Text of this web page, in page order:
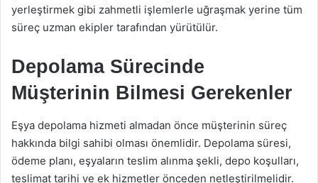
yerleştirmek gibi zahmetli işlemlerle uğraşmak yerine tüm
süreç uzman ekipler tarafından yürütülür.
Depolama Sürecinde
Müşterinin Bilmesi Gerekenler
Eşya depolama hizmeti almadan önce müşterinin süreç
hakkında bilgi sahibi olması önemlidir. Depolama süresi,
ödeme planı, eşyaların teslim alınma şekli, depo koşulları,
teslimat tarihi ve ek hizmetler önceden netleştirilmelidir.